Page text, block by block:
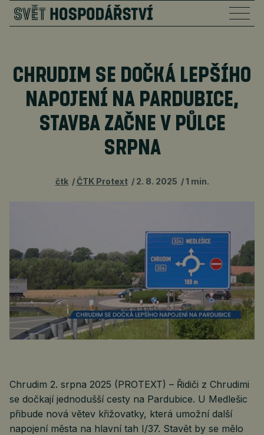
CHRUDIM SE DOČKÁ LEPŠÍHO
NAPOJENÍ NA PARDUBICE,
STAVBA ZAČNE V PŮLCE
SRPNA
čtk ČTK Protext 2. 8. 2025 1 min.
Chrudim 2. srpna 2025 (PROTEXT) – Řidiči z Chrudimi
se dočkají jednodušší cesty na Pardubice. U Medlešic
přibude nová větev křižovatky, která umožní další
napojení města na hlavní tah I/37. Stavět by se mělo